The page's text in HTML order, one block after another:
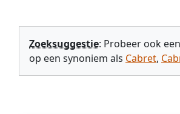
Zoeksuggestie: Probeer ook
op een synoniem als Cabret,